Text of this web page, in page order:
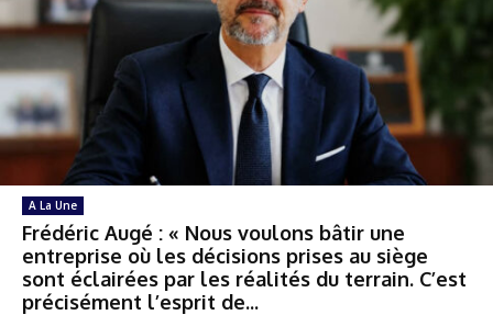
A La Une
Frédéric Augé : « Nous voulons bâtir une
entreprise où les décisions prises au siège
sont éclairées par les réalités du terrain. C’est
précisément l’esprit de...